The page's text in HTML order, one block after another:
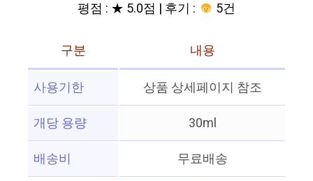
평점 : ★ 5.0점 | 후기 : 5건
구분
내용
사용기한
상품 상세페이지 참조
개당 용량
30ml
배송비
무료배송